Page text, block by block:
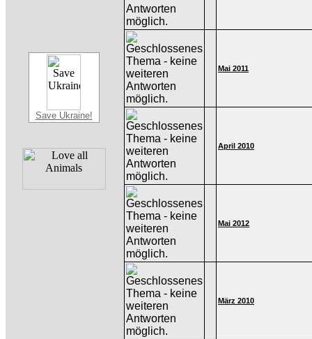
Save Ukraine!
Mai 2011
April 2010
Mai 2012
März 2010